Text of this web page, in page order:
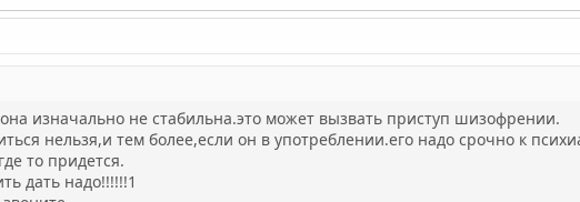
изначально не стабильна.это может вызвать приступ шизофрении.
нельзя,и тем более,если он в употреблении.его надо срочно к
то придется.
дать надо!!!!!!1